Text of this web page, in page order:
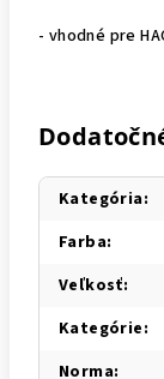
- vhodné pre
Kategória:
Farba:
Veľkosť:
Kategórie:
Norma: